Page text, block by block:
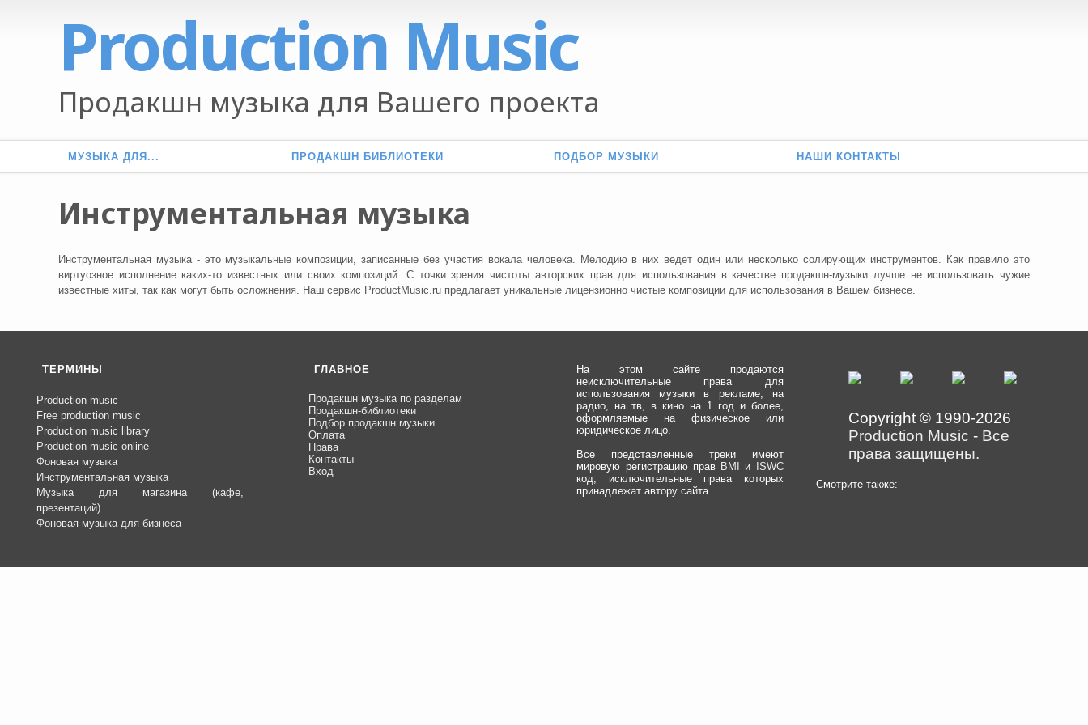
Production Music
Продакшн музыка для Вашего проекта
МУЗЫКА ДЛЯ... ПРОДАКШН БИБЛИОТЕКИ ПОДБОР МУЗЫКИ НАШИ КОНТАКТЫ
Инструментальная музыка
Инструментальная музыка - это музыкальные композиции, записанные без участия вокала человека. Мелодию в них ведет один или несколько солирующих инструментов. Как правило это
виртуозное исполнение каких-то известных или своих композиций. С точки зрения чистоты авторских прав для использования в качестве продакшн-музыки лучше не использовать чужие
известные хиты, так как могут быть осложнения. Наш сервис ProductMusic.ru предлагает уникальные лицензионно чистые композиции для использования в Вашем бизнесе.
ТЕРМИНЫ
Production music
Free production music
Production music library
Production music online
Фоновая музыка
Инструментальная музыка
Музыка для магазина (кафе,
презентаций)
Фоновая музыка для бизнеса
ГЛАВНОЕ
Продакшн музыка по разделам
Продакшн-библиотеки
Подбор продакшн музыки
Оплата
Права
Контакты
Вход
На этом сайте продаются
неисключительные права для
использования музыки в рекламе, на
радио, на тв, в кино на 1 год и более,
оформляемые на физическое или
юридическое лицо.
Все представленные треки имеют
мировую регистрацию прав BMI и
ISWC
код, исключительные права которых
принадлежат автору сайта.
Copyright © 1990-2026
Production Music - Все
права защищены.
Смотрите также: